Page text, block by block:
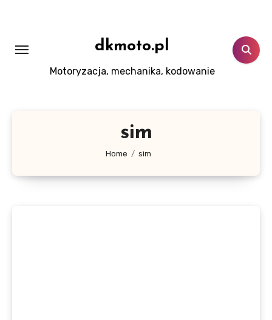
dkmoto.pl
Motoryzacja, mechanika, kodowanie
sim
Home sim